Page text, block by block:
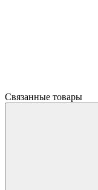
Связанные товары